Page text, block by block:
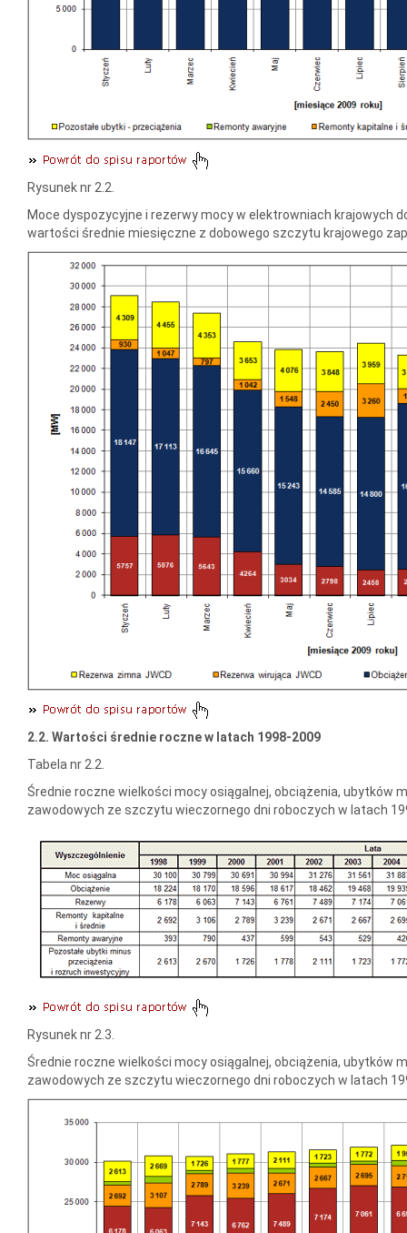
Rysunek nr 2.2.
Moce dyspozycyjne i rezerwy mocy w elektrowniach krajowych
wartości średnie miesięczne z dobowego szczytu krajowego
2.2. Wartości średnie roczne w latach 1998-2009
Tabela nr 2.2.
Średnie roczne wielkości mocy osiągalnej, obciążenia, ubytków
zawodowych ze szczytu wieczornego dni roboczych w latach
Rysunek nr 2.3.
Średnie roczne wielkości mocy osiągalnej, obciążenia, ubytków
zawodowych ze szczytu wieczornego dni roboczych w latach